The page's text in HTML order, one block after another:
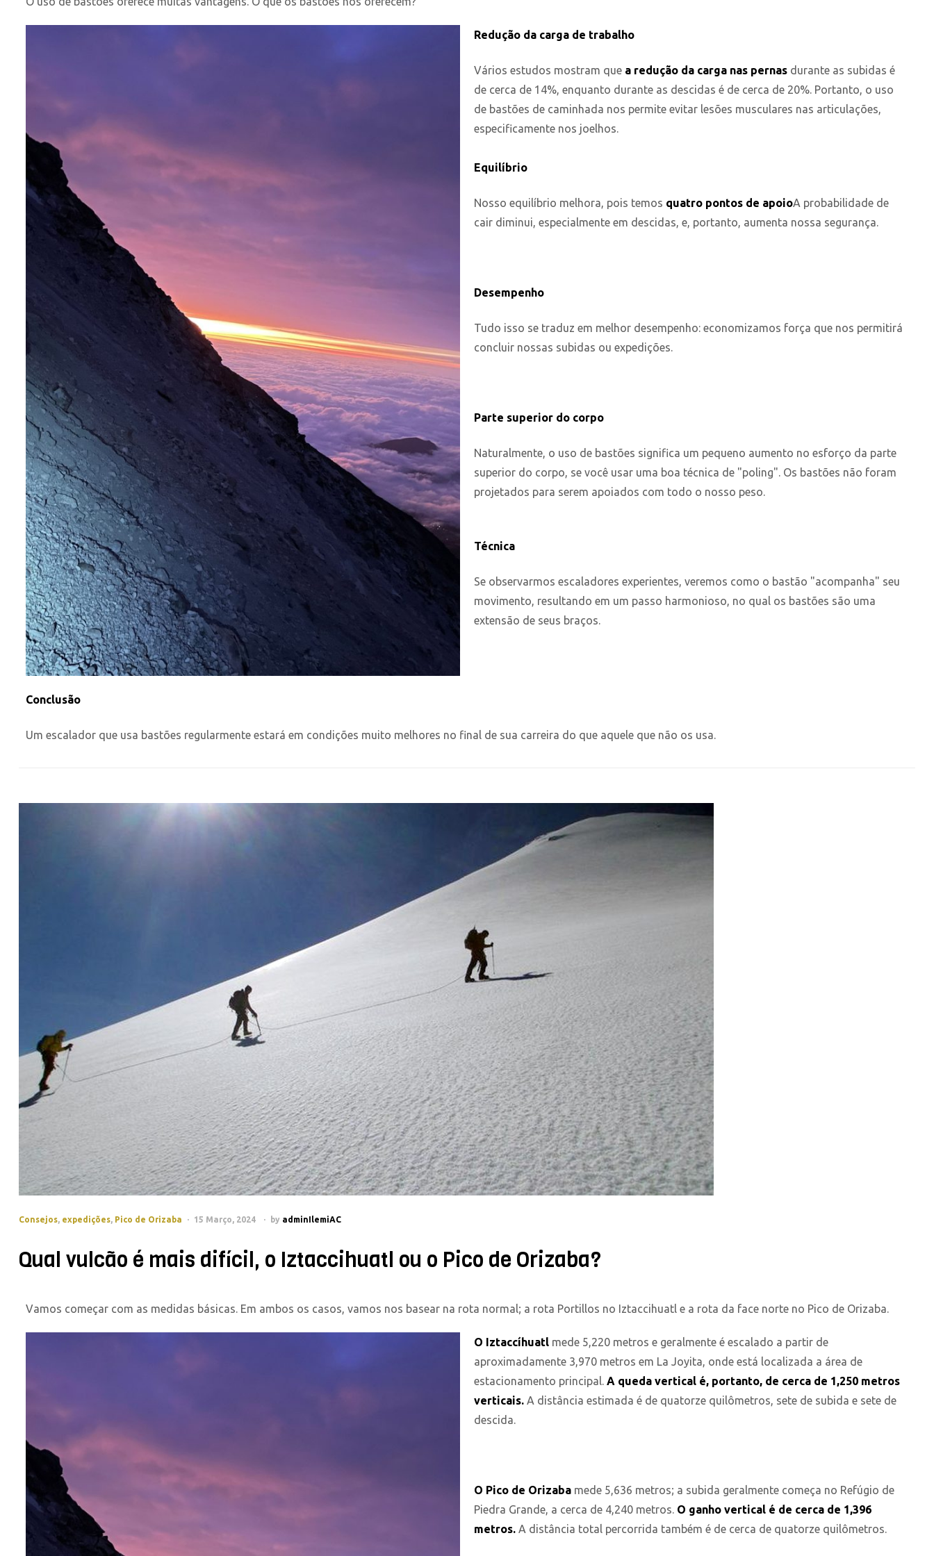
Redução da carga de trabalho
Vários estudos mostram que a redução da carga nas pernas durante as subidas é
de cerca de 14%, enquanto durante as descidas é de cerca de 20%. Portanto, o uso
de bastões de caminhada nos permite evitar lesões musculares nas articulações,
especificamente nos joelhos.
Equilíbrio
Nosso equilíbrio melhora, pois temos quatro pontos de apoioA probabilidade de
cair diminui, especialmente em descidas, e, portanto, aumenta nossa segurança.
Desempenho
Tudo isso se traduz em melhor desempenho: economizamos força que nos permitirá
concluir nossas subidas ou expedições.
Parte superior do corpo
Naturalmente, o uso de bastões significa um pequeno aumento no esforço da parte
superior do corpo, se você usar uma boa técnica de "poling". Os bastões não foram
projetados para serem apoiados com todo o nosso peso.
Técnica
Se observarmos escaladores experientes, veremos como o bastão "acompanha" seu
movimento, resultando em um passo harmonioso, no qual os bastões são uma
extensão de seus braços.
Conclusão
Um escalador que usa bastões regularmente estará em condições muito melhores no final de sua carreira do que aquele que não os usa.
Consejos, expedições, Pico de Orizaba 15 Março, 2024 by adminIlemiAC
Qual vulcão é mais difícil, o Iztaccihuatl ou o Pico de Orizaba?
Vamos começar com as medidas básicas. Em ambos os casos, vamos nos basear na rota normal; a rota Portillos no Iztaccihuatl e a rota da face norte no Pico de Orizaba.
O Iztaccíhuatl mede 5,220 metros e geralmente é escalado a partir de
aproximadamente 3,970 metros em La Joyita, onde está localizada a área de
estacionamento principal. A queda vertical é, portanto, de cerca de 1,250 metros
verticais. A distância estimada é de quatorze quilômetros, sete de subida e sete de
descida.
O Pico de Orizaba mede 5,636 metros; a subida geralmente começa no Refúgio de
Piedra Grande, a cerca de 4,240 metros. O ganho vertical é de cerca de 1,396
metros. A distância total percorrida também é de cerca de quatorze quilômetros.